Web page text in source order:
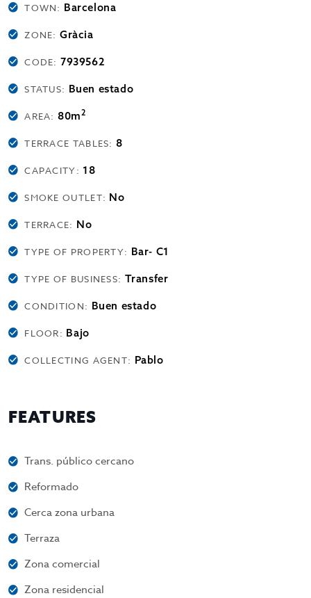
TOWN: Barcelona
ZONE:Gràcia
CODE:7939562
STATUS: Buen estado
AREA:80m2
TERRACE TABLES:8
CAPACITY: 18
SMOKE OUTLET: No
TERRACE: No
TYPE OF PROPERTY: Bar- C1
TYPE OF BUSINESS: Transfer
CONDITION: Buen estado
FLOOR: Bajo
COLLECTING AGENT: Pablo
FEATURES
Trans. público cercano
Reformado
Cerca zona urbana
Terraza
Zona comercial
Zona residencial